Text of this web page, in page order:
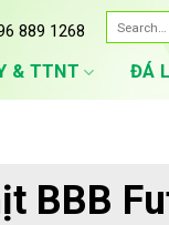
889 1268
& TTNT ĐÁ
BBB